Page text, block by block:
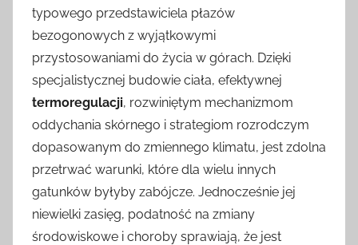
typowego przedstawiciela płazów
bezogonowych z wyjątkowymi
przystosowaniami do życia w górach. Dzięki
specjalistycznej budowie ciała, efektywnej
termoregulacji, rozwiniętym mechanizmom
oddychania skórnego i strategiom rozrodczym
dopasowanym do zmiennego klimatu, jest zdolna
przetrwać warunki, które dla wielu innych
gatunków byłyby zabójcze. Jednocześnie jej
niewielki zasięg, podatność na zmiany
środowiskowe i choroby sprawiają, że jest